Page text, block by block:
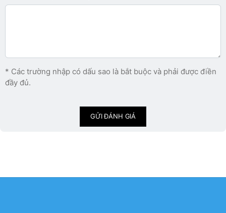
* Các trường nhập có dấu sao là bắt buộc và phải được điền
đầy đủ.
GỬI ĐÁNH GIÁ